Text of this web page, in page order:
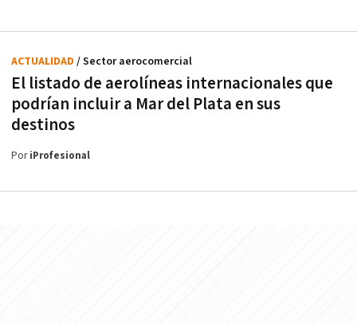
El listado de aerolíneas internacionales que
podrían incluir a Mar del Plata en sus
destinos
ACTUALIDAD / Sector aerocomercial
PoriProfesional